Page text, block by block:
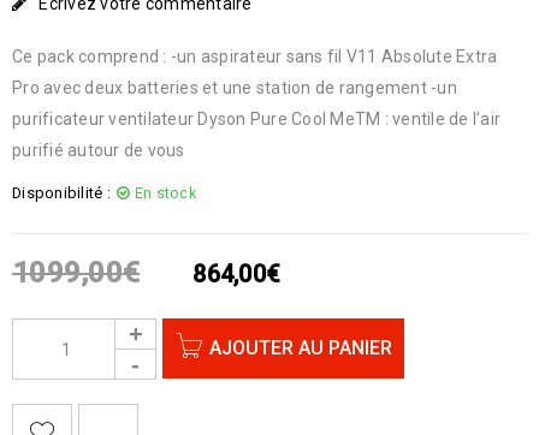
Ce pack comprend : -un aspirateur sans fil V11 Absolute Extra
Pro avec deux batteries et une station de rangement -un
purificateur ventilateur Dyson Pure Cool MeTM : ventile de l’air
purifié autour de vous
Disponibilité : En stock
1099,00€ 864,00€
AJOUTER AU PANIER